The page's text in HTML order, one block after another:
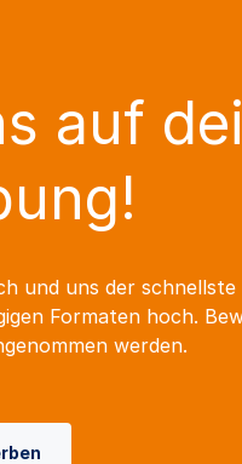
auf
und uns der schnellste
Formaten hoch.
werden.